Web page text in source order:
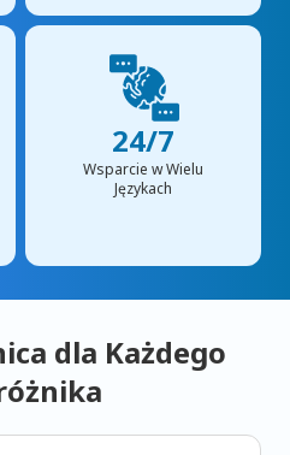
24/7
Wsparcie w Wielu
Językach
dla Każdego